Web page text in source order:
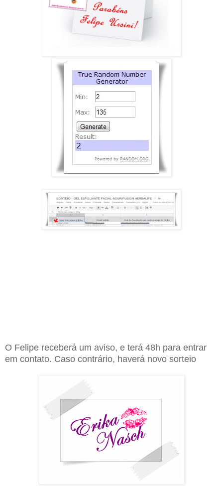
O Felipe receberá um aviso, e terá 48h para entrar
em contato. Caso contrário, haverá novo sorteio